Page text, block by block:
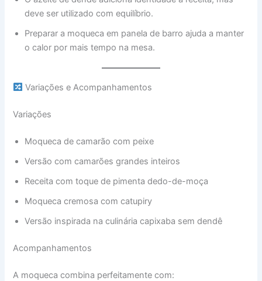
deve ser utilizado com equilíbrio.
Preparar a moqueca em panela de barro ajuda a manter
o calor por mais tempo na mesa.
Variações e Acompanhamentos
Variações
Moqueca de camarão com peixe
Versão com camarões grandes inteiros
Receita com toque de pimenta dedo-de-moça
Moqueca cremosa com catupiry
Versão inspirada na culinária capixaba sem dendê
Acompanhamentos
A moqueca combina perfeitamente com: